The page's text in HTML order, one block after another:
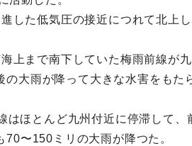
した低気圧の接近につれて北上
上まで南下していた梅雨前線が
大雨が降って大きな水害をも
ほとんど九州付近に停滞して
〜150ミリの大雨が降つた。